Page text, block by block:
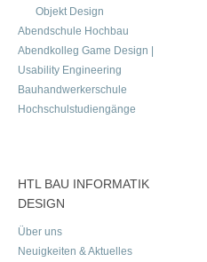
Objekt Design
Abendschule Hochbau
Abendkolleg Game Design |
Usability Engineering
Bauhandwerkerschule
Hochschulstudiengänge
HTL BAU INFORMATIK
DESIGN
Über uns
Neuigkeiten & Aktuelles